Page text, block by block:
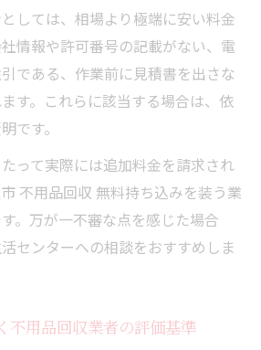
品処分のための家族同席のすす
止に役立つ不用品回収の正しい
い不用品回収業者の共通点とは
性を両立する不用品活用法
サイクルして環境と経済に貢献
しては、相場より極端に安い料金
情報や許可番号の記載がない、電
である、作業前に見積書を出さな
す。これらに該当する場合は、依
です。
って実際には追加料金を請求され
不用品回収 無料持ち込みを装う業
。万が一不審な点を感じた場合
センターへの相談をおすすめしま
不用品回収業者の評価基準